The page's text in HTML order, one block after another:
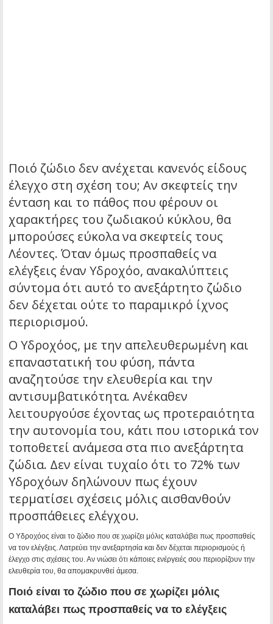
Ποιό ζώδιο δεν ανέχεται κανενός είδους
έλεγχο στη σχέση του; Αν σκεφτείς την
ένταση και το πάθος που φέρουν οι
χαρακτήρες του ζωδιακού κύκλου, θα
μπορούσες εύκολα να σκεφτείς τους
Λέοντες. Όταν όμως προσπαθείς να
ελέγξεις έναν Υδροχόο, ανακαλύπτεις
σύντομα ότι αυτό το ανεξάρτητο ζώδιο
δεν δέχεται ούτε το παραμικρό ίχνος
περιορισμού.
Ο Υδροχόος, με την απελευθερωμένη και
επαναστατική του φύση, πάντα
αναζητούσε την ελευθερία και την
αντισυμβατικότητα. Ανέκαθεν
λειτουργούσε έχοντας ως προτεραιότητα
την αυτονομία του, κάτι που ιστορικά τον
τοποθετεί ανάμεσα στα πιο ανεξάρτητα
ζώδια. Δεν είναι τυχαίο ότι το 72% των
Υδροχόων δηλώνουν πως έχουν
τερματίσει σχέσεις μόλις αισθανθούν
προσπάθειες ελέγχου.
Ο Υδροχόος είναι το ζώδιο που σε χωρίζει μόλις καταλάβει πως προσπαθείς
να τον ελέγξεις. Λατρεύει την ανεξαρτησία και δεν δέχεται περιορισμούς ή
έλεγχο στις σχέσεις του. Αν νιώσει ότι κάποιες ενέργειές σου περιορίζουν την
ελευθερία του, θα απομακρυνθεί άμεσα.
Ποιό είναι το ζώδιο που σε χωρίζει μόλις
καταλάβει πως προσπαθείς να το ελέγξεις